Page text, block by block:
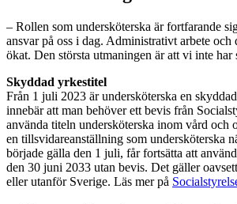
– Rollen som undersköterska är fortfarande
ansvar på oss i dag. Administrativt arbete och
ökat. Den största utmaningen är att vi inte har
Skyddad yrkestitel
Från 1 juli 2023 är undersköterska en
innebär att man behöver ett bevis från
använda titeln undersköterska inom vård och
en tillsvidareanställning som undersköterska
började gälla den 1 juli, får fortsätta att
den 30 juni 2033 utan bevis. Det gäller
eller utanför Sverige. Läs mer på